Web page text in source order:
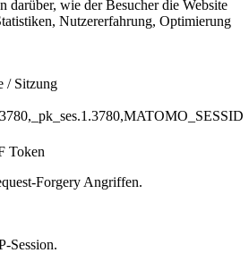
darüber, wie der Besucher die Website
Nutzererfahrung, Optimierung
/ Sitzung
Token
Forgery Angriffen.
Session.